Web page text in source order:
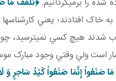
شده را برمي گردانيم.﴿تَلْقَفْ مَا
خاک افتادند؛ يعني کارشناس
شدند هيچ کسي نمي ترسيد،
است ولي وقتي وجود
صَنَعُواْ إِنَّمَا صَنَعُواْ كَيْدُ سَاحِرٍ